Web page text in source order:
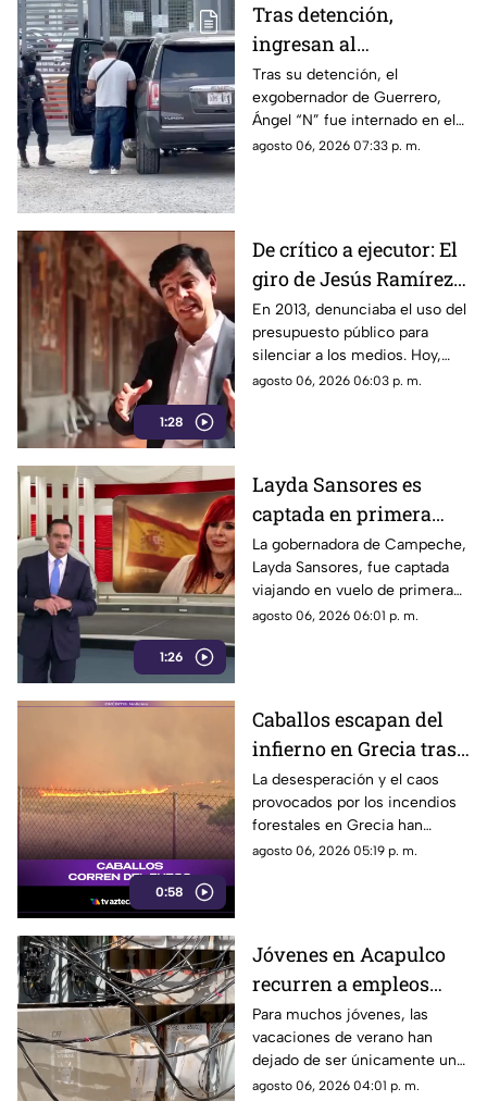
Tras detención,
ingresan al
exgobernador Ángel
"N" al penal del
Altiplano
Tras su detención, el
exgobernador de Guerrero,
Ángel “N” fue internado en el
penal del Altiplano; esto es lo
agosto 06, 2026 07:33 p. m.
1:28
De crítico a ejecutor: El
giro de Jesús Ramírez
Cuevas sobre la
censura y la publicidad
oficial
En 2013, denunciaba el uso del
presupuesto público para
silenciar a los medios. Hoy,
Jesús Ramírez Cuevas es
agosto 06, 2026 06:03 p. m.
1:26
Layda Sansores es
captada en primera
clase rumbo a España
junto a la directora del
DIF
La gobernadora de Campeche,
Layda Sansores, fue captada
viajando en vuelo de primera
clase con destino a España en
agosto 06, 2026 06:01 p. m.
0:58
Caballos escapan del
infierno en Grecia tras
cuatro días de
incendios
descontrolados
La desesperación y el caos
provocados por los incendios
forestales en Grecia han
dejado imágenes
agosto 06, 2026 05:19 p. m.
Jóvenes en Acapulco
recurren a empleos
temporales ante el
próximo ciclo escolar
Para muchos jóvenes, las
vacaciones de verano han
dejado de ser únicamente un
periodo de descanso y
agosto 06, 2026 04:01 p. m.